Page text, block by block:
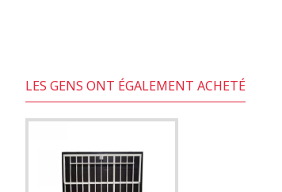
LES GENS ONT ÉGALEMENT ACHETÉ